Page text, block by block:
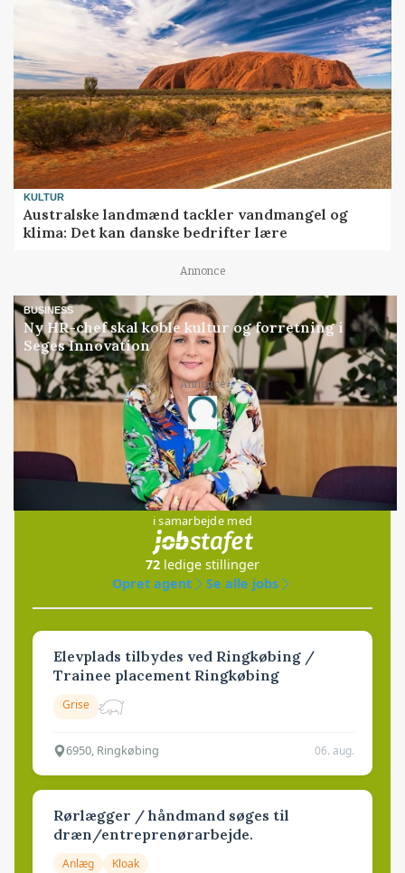
KULTUR
Australske landmænd tackler vandmangel og
klima: Det kan danske bedrifter lære
Annonce
BUSINESS
Ny HR-chef skal koble kultur og forretning i
Seges Innovation
Annonce
Loading...
Jobs
i samarbejde med
72 ledige stillinger
Opret agent
Se alle jobs
Elevplads tilbydes ved Ringkøbing /
Trainee placement Ringkøbing
Grise
6950, Ringkøbing 06. aug.
Rørlægger / håndmand søges til
dræn/entreprenørarbejde.
Anlæg Kloak